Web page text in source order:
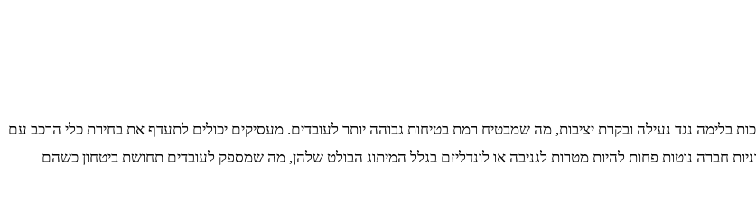
בלימה נגד נעילה ובקרת יציבות, מה שמבטיח רמת בטיחות גבוהה יותר לעובדים. מעסיקים יכולים לתעדף את בחירת כלי הרכב עם
חברה נוטות פחות להיות מטרות לגניבה או לונדליזם בגלל המיתוג הבולט שלהן, מה שמספק לעובדים תחושת ביטחון כשהם